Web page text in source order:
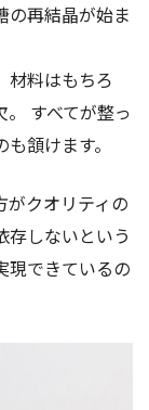
の再結晶が始ま
材料はもちろ
すべてが整っ
頷けます。
がクオリティの
存しないという
現できているの